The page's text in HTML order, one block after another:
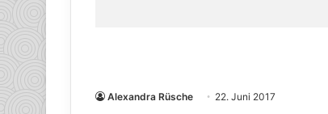
Alexandra Rüsche 22. Juni 2017